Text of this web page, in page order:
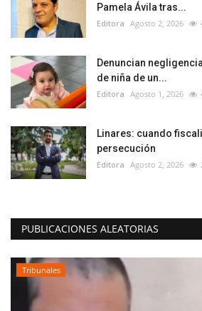
Pamela Ávila tras...
Editora Agosto 2, 2026
Denuncian
de niña de un...
Editora Agosto 1, 2026
Linares: cuando
persecución
Editora Agosto 2, 2026
PUBLICACIONES ALEATORIAS
Tribunales